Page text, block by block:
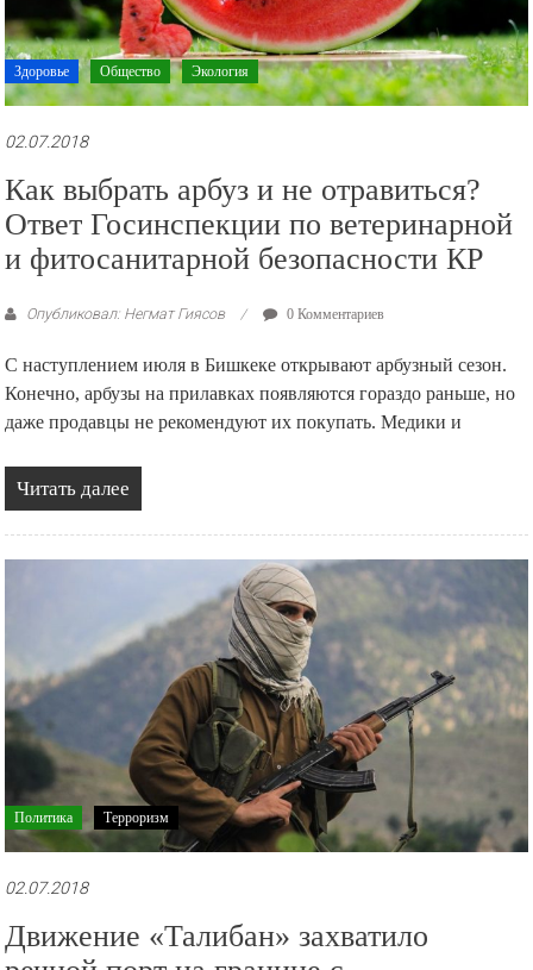
Здоровье Общество Экология
02.07.2018
Как выбрать арбуз и не отравиться?
Ответ Госинспекции по ветеринарной
и фитосанитарной безопасности КР
Опубликовал: Негмат Гиясов 0 Комментариев
С наступлением июля в Бишкеке открывают арбузный сезон.
Конечно, арбузы на прилавках появляются гораздо раньше, но
даже продавцы не рекомендуют их покупать. Медики и
Читать далее
Политика Терроризм
02.07.2018
Движение «Талибан» захватило